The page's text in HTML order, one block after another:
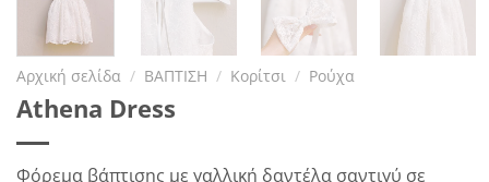
Αρχική σελίδα / ΒΑΠΤΙΣΗ / Κορίτσι / Ρούχα
Athena Dress
Φόρεμα βάπτισης με γαλλική δαντέλα σαντιγύ σε